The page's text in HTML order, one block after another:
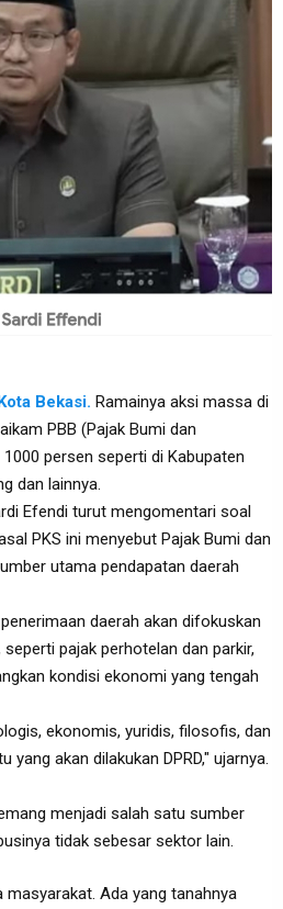
Bekasi. Ramainya aksi massa di
PBB (Pajak Bumi dan
persen seperti di Kabupaten
dan lainnya.
Efendi turut mengomentari soal
PKS ini menyebut Pajak Bumi dan
utama pendapatan daerah
daerah akan difokuskan
pajak perhotelan dan parkir,
kondisi ekonomi yang tengah
ekonomis, yuridis, filosofis, dan
akan dilakukan DPRD," ujarnya.
menjadi salah satu sumber
tidak sebesar sektor lain.
masyarakat. Ada yang tanahnya